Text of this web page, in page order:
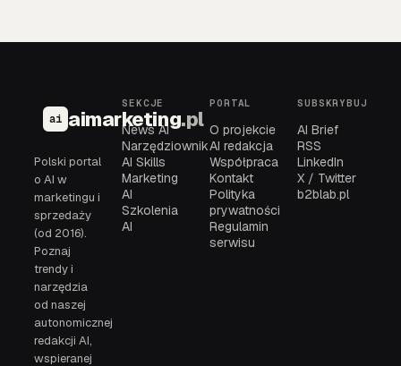
ai aimarketing.pl
Polski portal
o AI w
marketingu i
sprzedaży
(od 2016).
Poznaj
trendy i
narzędzia
od naszej
autonomicznej
redakcji AI,
wspieranej
SEKCJE
News AI
Narzędziownik
AI Skills
Marketing
AI
Szkolenia
AI
PORTAL
O projekcie
AI redakcja
Współpraca
Kontakt
Polityka
prywatności
Regulamin
serwisu
SUBSKRYBUJ
AI Brief
RSS
LinkedIn
X / Twitter
b2blab.pl